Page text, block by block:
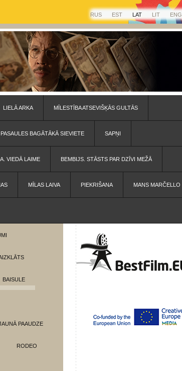
RUS EST LAT LIT ENG
LIELĀ ARKA MĪLESTĪBA ATSEVIŠĶĀS GULTĀS
PASAULES BAGĀTĀKĀ SIEVIETE SAPŅI
VIEDĀ LAIME BEMBIJS. STĀSTS PAR DZĪVI MEŽĀ
MĪLAS LAIVA PIEKRIŠANA MANS MARČELLO
BAISULE
PAAUDZE
RODEO